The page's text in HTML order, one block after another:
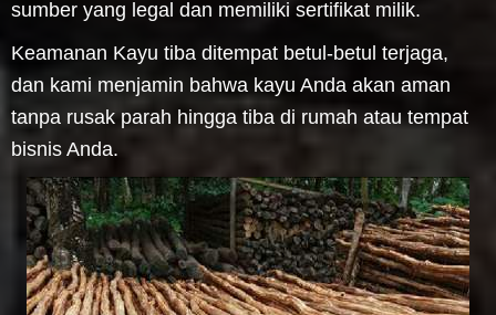
sumber yang legal dan memiliki sertifikat milik.
Keamanan Kayu tiba ditempat betul-betul terjaga,
dan kami menjamin bahwa kayu Anda akan aman
tanpa rusak parah hingga tiba di rumah atau tempat
bisnis Anda.